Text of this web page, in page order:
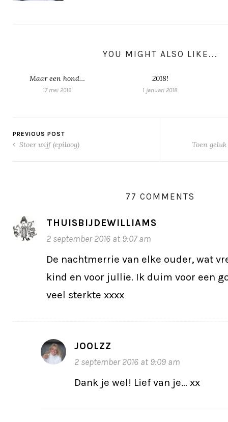
YOU MIGHT ALSO LIKE...
Maar een hond…
17 mei 2016
2018!
1 januari 2018
PREVIOUS POST
Stoer wijf (epiloog) Toen
77 COMMENTS
THUISBIJDEWILLIAMS
2 september 2016 at 9:07 am
De nachtmerrie van elke ouder, wat
kind en voor jullie. Ik duim voor een
veel sterkte xxxx
JOOLZZ
2 september 2016 at 9:09 am
Dank je wel! Lief van je… xx